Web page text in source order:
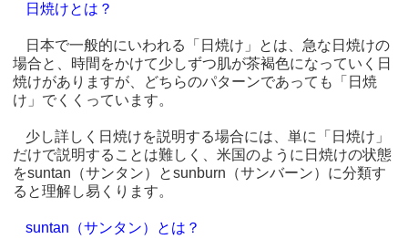
日焼けとは？
日本で一般的にいわれる「日焼け」とは、急な日焼けの
場合と、時間をかけて少しずつ肌が茶褐色になっていく日
焼けがありますが、どちらのパターンであっても「日焼
け」でくくっています。
少し詳しく日焼けを説明する場合には、単に「日焼け」
だけで説明することは難しく、米国のように日焼けの状態
をsuntan（サンタン）とsunburn（サンバーン）に分類す
ると理解し易くります。
suntan（サンタン）とは？